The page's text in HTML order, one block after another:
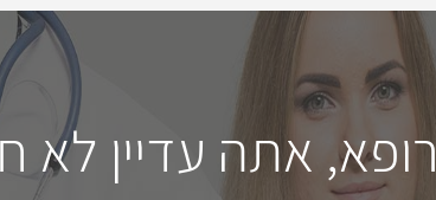
רופא, אתה עדיין לא